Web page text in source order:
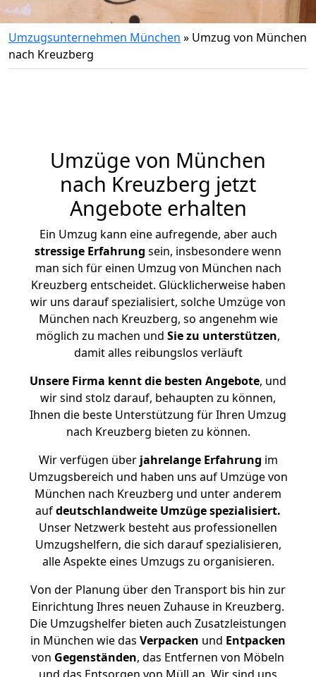
Umzugsunternehmen München » Umzug von München
nach Kreuzberg
Umzüge von München
nach Kreuzberg jetzt
Angebote erhalten
Ein Umzug kann eine aufregende, aber auch
stressige Erfahrung sein, insbesondere wenn
man sich für einen Umzug von München nach
Kreuzberg entscheidet. Glücklicherweise haben
wir uns darauf spezialisiert, solche Umzüge von
München nach Kreuzberg, so angenehm wie
möglich zu machen und Sie zu unterstützen,
damit alles reibungslos verläuft
Unsere Firma kennt die besten Angebote, und
wir sind stolz darauf, behaupten zu können,
Ihnen die beste Unterstützung für Ihren Umzug
nach Kreuzberg bieten zu können.
Wir verfügen überjahrelange Erfahrung im
Umzugsbereich und haben uns auf Umzüge von
München nach Kreuzberg und unter anderem
aufdeutschlandweite Umzüge spezialisiert.
Unser Netzwerk besteht aus professionellen
Umzugshelfern, die sich darauf spezialisieren,
alle Aspekte eines Umzugs zu organisieren.
Von der Planung über den Transport bis hin zur
Einrichtung Ihres neuen Zuhause in Kreuzberg.
Die Umzugshelfer bieten auch Zusatzleistungen
in München wie das Verpacken und Entpacken
von Gegenständen, das Entfernen von Möbeln